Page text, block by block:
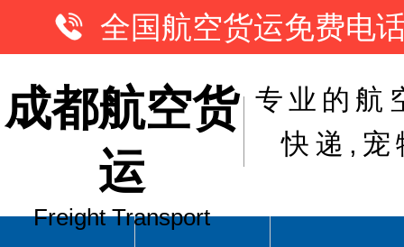
全国航空货运免费电
成都航空货
运
Freight Transport
专业的航
快递,宠